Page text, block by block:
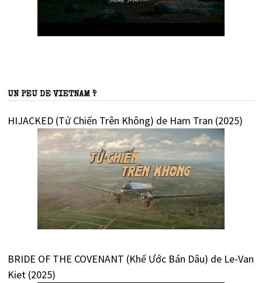
UN PEU DE VIETNAM ?
HIJACKED (Tử Chiến Trên Không) de Ham Tran (2025)
BRIDE OF THE COVENANT (Khế Ước Bán Dâu) de Le-Van
Kiet (2025)